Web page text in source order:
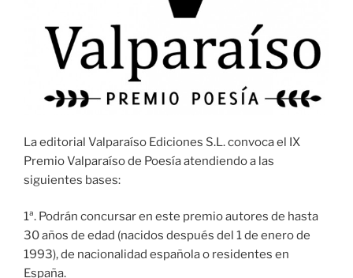
La editorial Valparaíso Ediciones S.L. convoca el IX
Premio Valparaíso de Poesía atendiendo a las
siguientes bases:
1ª. Podrán concursar en este premio autores de hasta
30 años de edad (nacidos después del 1 de enero de
1993), de nacionalidad española o residentes en
España.